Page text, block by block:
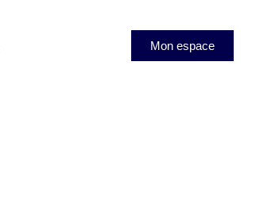
Mon espace